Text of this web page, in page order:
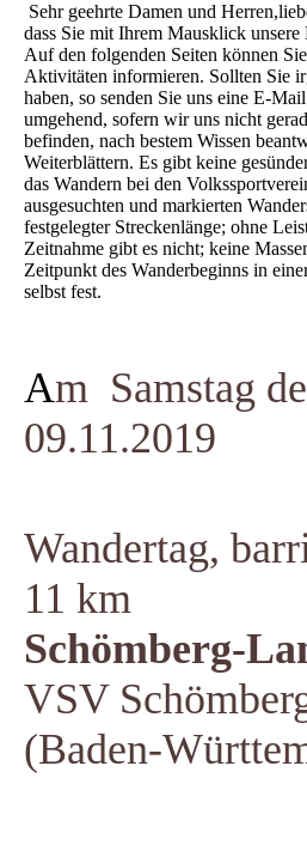
Sehr geehrte Damen und
dass Sie mit Ihrem Mausklick unsere
Auf den folgenden Seiten können
Aktivitäten informieren. Sollten Sie
haben, so senden Sie uns eine E-
umgehend, sofern wir uns nicht
befinden, nach bestem Wissen
Weiterblättern. Es gibt keine
das Wandern bei den
ausgesuchten und markierten
festgelegter Streckenlänge; ohne
Zeitnahme gibt es nicht; keine
Zeitpunkt des Wanderbeginns in
selbst fest.
Am Samstag
09.11.2019
Wandertag,
11 km
Schömberg-
VSV
(Baden-